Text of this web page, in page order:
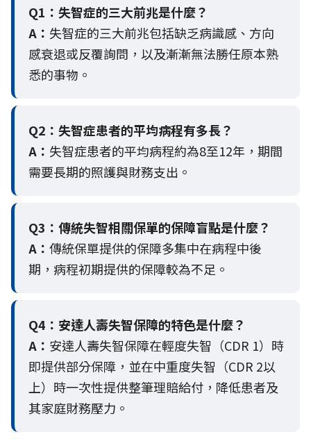
Q1：失智症的三大前兆是什麼？
A： 失智症的三大前兆包括缺乏病識感、方向
感衰退或反覆詢問，以及漸漸無法勝任原本熟
悉的事物。
Q2： 失智症患者的平均病程有多長？
A： 失智症患者的平均病程約為8至12年，期間
需要長期的照護與財務支出。
Q3： 傳統失智相關保單的保障盲點是什麼？
A： 傳統保單提供的保障多集中在病程中後
期，病程初期提供的保障較為不足。
Q4： 安達人壽失智保障的特色是什麼？
A： 安達人壽失智保障在輕度失智（CDR 1）時
即提供部分保障，並在中重度失智（CDR 2以
上）時一次性提供整筆理賠給付，降低患者及
其家庭財務壓力。